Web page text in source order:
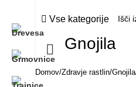
Vse kategorije
Gnojila
Domov Zdravje rastlin Gnojila